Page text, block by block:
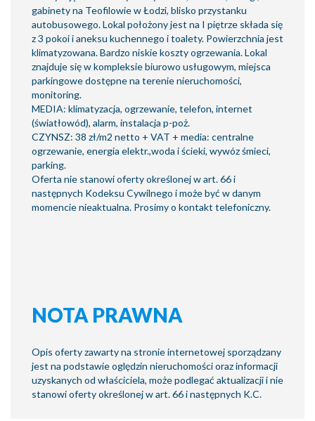
gabinety na Teofilowie w Łodzi, blisko przystanku
autobusowego. Lokal położony jest na I piętrze składa się
z 3 pokoi i aneksu kuchennego i toalety. Powierzchnia jest
klimatyzowana. Bardzo niskie koszty ogrzewania. Lokal
znajduje się w kompleksie biurowo usługowym, miejsca
parkingowe dostępne na terenie nieruchomości,
monitoring.
MEDIA: klimatyzacja, ogrzewanie, telefon, internet
(światłowód), alarm, instalacja p-poż.
CZYNSZ: 38 zł/m2 netto + VAT + media: centralne
ogrzewanie, energia elektr.,woda i ścieki, wywóz śmieci,
parking.
Oferta nie stanowi oferty określonej w art. 66 i
następnych Kodeksu Cywilnego i może być w danym
momencie nieaktualna. Prosimy o kontakt telefoniczny.
NOTA PRAWNA
Opis oferty zawarty na stronie internetowej sporządzany
jest na podstawie oględzin nieruchomości oraz informacji
uzyskanych od właściciela, może podlegać aktualizacji i nie
stanowi oferty określonej w art. 66 i następnych K.C.